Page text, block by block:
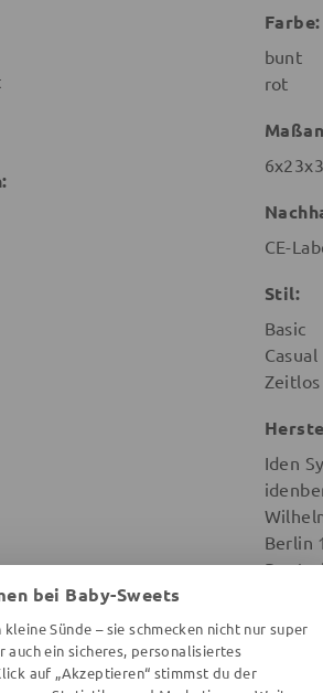
Farbe:
bunt
rot
CE-
Stil:
Basic
Casual
Zeitlos
Iden
Berlin
bei Baby-Sweets
Sünde – sie schmecken nicht nur super
ein sicheres, personalisiertes
auf „Akzeptieren“ stimmst du der